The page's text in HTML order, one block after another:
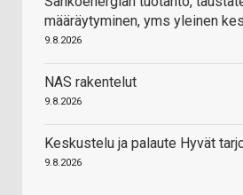
määräytyminen, yms yleinen
9.8.2026
NAS rakentelut
9.8.2026
Keskustelu ja palaute Hyvät
9.8.2026